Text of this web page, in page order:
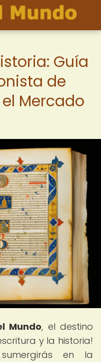
Guía
de
Mercado
Mundo, el destino
y la historia!
en la